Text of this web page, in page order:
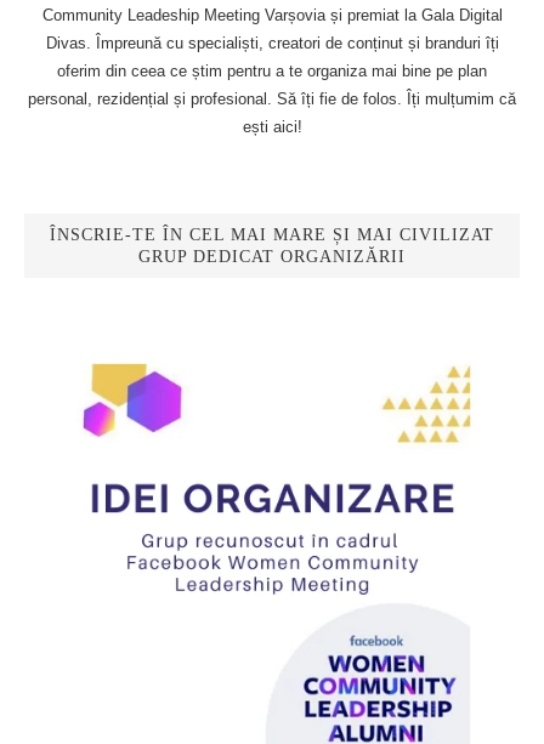
Community Leadeship Meeting Varșovia și premiat la Gala Digital
Divas. Împreună cu specialiști, creatori de conținut și branduri îți
oferim din ceea ce știm pentru a te organiza mai bine pe plan
personal, rezidențial și profesional. Să îți fie de folos. Îți mulțumim că
ești aici!
ÎNSCRIE-TE ÎN CEL MAI MARE ȘI MAI CIVILIZAT
GRUP DEDICAT ORGANIZĂRII